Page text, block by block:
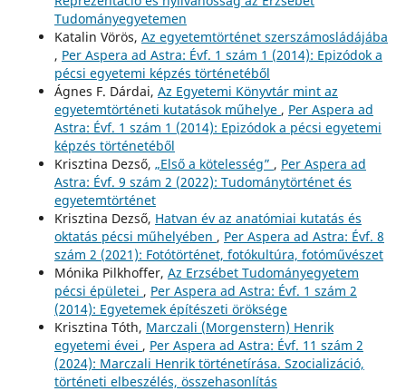
Tudományegyetemen
Katalin Vörös, Az egyetemtörténet szerszámosládájába
, Per Aspera ad Astra: Évf. 1 szám 1 (2014): Epizódok a
pécsi egyetemi képzés történetéből
Ágnes F. Dárdai, Az Egyetemi Könyvtár mint az
egyetemtörténeti kutatások műhelye , Per Aspera ad
Astra: Évf. 1 szám 1 (2014): Epizódok a pécsi egyetemi
képzés történetéből
Krisztina Dezső, „Első a kötelesség” , Per Aspera ad
Astra: Évf. 9 szám 2 (2022): Tudománytörténet és
egyetemtörténet
Krisztina Dezső, Hatvan év az anatómiai kutatás és
oktatás pécsi műhelyében , Per Aspera ad Astra: Évf. 8
szám 2 (2021): Fotótörténet, fotókultúra, fotóművészet
Mónika Pilkhoffer, Az Erzsébet Tudományegyetem
pécsi épületei , Per Aspera ad Astra: Évf. 1 szám 2
(2014): Egyetemek építészeti öröksége
Krisztina Tóth, Marczali (Morgenstern) Henrik
egyetemi évei , Per Aspera ad Astra: Évf. 11 szám 2
(2024): Marczali Henrik történetírása. Szocializáció,
történeti elbeszélés, összehasonlítás